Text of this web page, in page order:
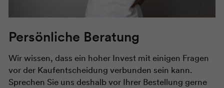
Persönliche Beratung
Wir wissen, dass ein hoher Invest mit einigen Fragen
vor der Kaufentscheidung verbunden sein kann.
Sprechen Sie uns deshalb vor Ihrer Bestellung gerne